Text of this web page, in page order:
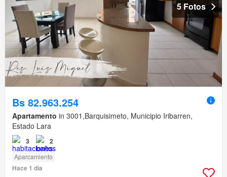
5 Fotos
Bs 82.963.254
Apartamento in 3001,Barquisimeto, Municipio Iribarren,
Estado Lara
3 2
Aparcamiento
Hace 1 día